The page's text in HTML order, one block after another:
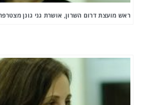
ראש מועצת דרום השרון, אושרת גני גונן